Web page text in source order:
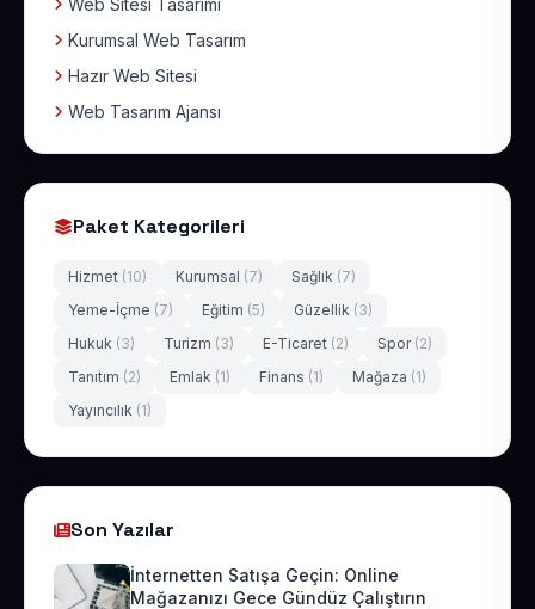
Web Sitesi Tasarımı
Kurumsal Web Tasarım
Hazır Web Sitesi
Web Tasarım Ajansı
Paket Kategorileri
Hizmet (10) Kurumsal (7) Sağlık (7)
Yeme-İçme (7) Eğitim (5) Güzellik (3)
Hukuk (3) Turizm (3) E-Ticaret (2) Spor (2)
Tanıtım (2) Emlak (1) Finans (1) Mağaza (1)
Yayıncılık (1)
Son Yazılar
İnternetten Satışa Geçin: Online
Mağazanızı Gece Gündüz Çalıştırın